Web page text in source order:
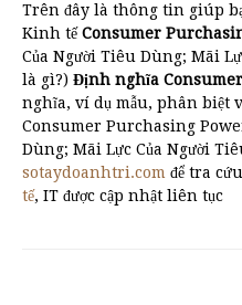
Trên đây là thông tin giúp
Kinh tếConsumer
Của Người Tiêu Dùng; Mãi
là gì?) Định nghĩa
nghĩa, ví dụ mẫu, phân biệt
Consumer Purchasing
Dùng; Mãi Lực Của Người
sotaydoanhtri.com để tra
tế, IT được cập nhật liên tục